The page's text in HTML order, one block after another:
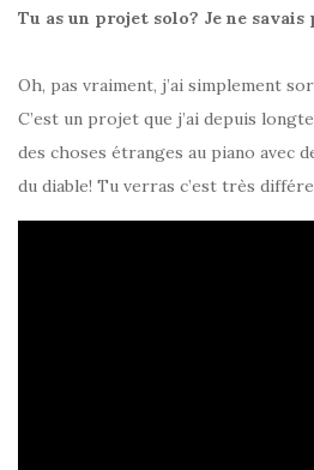
Tu as un projet solo? Je ne savais
Oh, pas vraiment, j’ai simplement
C’est un projet que j’ai depuis
des choses étranges au piano avec
du diable! Tu verras c’est très